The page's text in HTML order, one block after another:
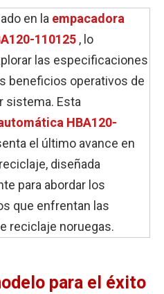
en la empacadora
110125 , lo
las especificaciones
beneficios operativos de
sistema. Esta
HBA120-
el último avance en
diseñada
para abordar los
que enfrentan las
reciclaje noruegas.
para el éxito